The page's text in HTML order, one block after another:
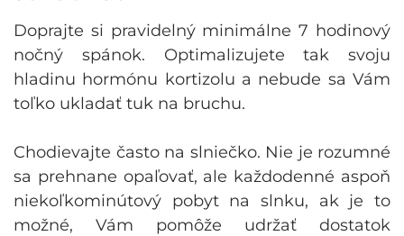
Doprajte si pravidelný minimálne 7 hodinový
nočný spánok. Optimalizujete tak svoju
hladinu hormónu kortizolu a nebude sa Vám
toľko ukladať tuk na bruchu.
Chodievajte často na slniečko. Nie je rozumné
sa prehnane opaľovať, ale každodenné aspoň
niekoľkominútový pobyt na slnku, ak je to
možné, Vám pomôže udržať dostatok